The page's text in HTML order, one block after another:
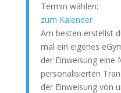
Termin wählen:
zum Kalender
Am besten erstellst
mal ein eigenes
der Einweisung eine
personalisierten
der Einweisung von